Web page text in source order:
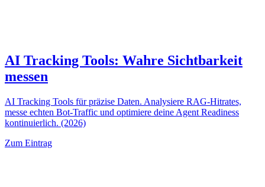
AI Tracking Tools: Wahre Sichtbarkeit
messen
AI Tracking Tools für präzise Daten. Analysiere RAG-Hitrates,
messe echten Bot-Traffic und optimiere deine Agent Readiness
kontinuierlich. (2026)
Zum Eintrag